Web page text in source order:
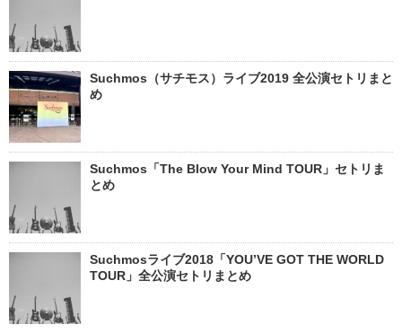
Suchmos（サチモス）ライブ2019 全公演セトリまと
め
Suchmos「The Blow Your Mind TOUR」セトリま
とめ
Suchmosライブ2018「YOU’VE GOT THE WORLD
TOUR」全公演セトリまとめ